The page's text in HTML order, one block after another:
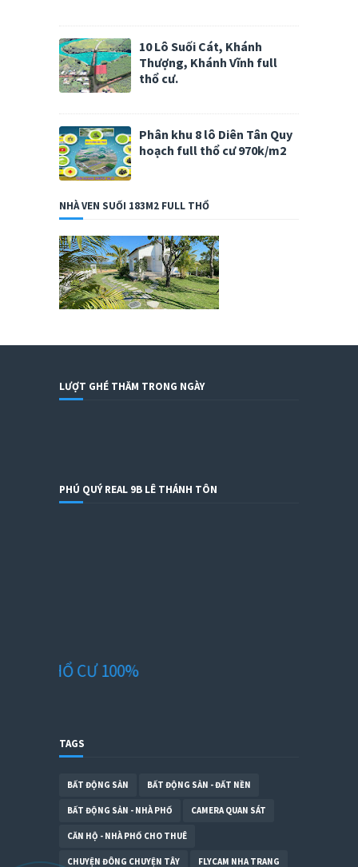
10 Lô Suối Cát, Khánh
Thượng, Khánh Vĩnh full
thổ cư.
Phân khu 8 lô Diên Tân Quy
hoạch full thổ cư 970k/m2
NHÀ VEN SUỐI 183M2 FULL THỔ
LƯỢT GHÉ THĂM TRONG NGÀY
PHÚ QUÝ REAL 9B LÊ THÁNH TÔN
CƯ 100%
TAGS
BẤT ĐỘNG SẢN BẤT ĐỘNG SẢN - ĐẤT NỀN
BẤT ĐỘNG SẢN - NHÀ PHỐ CAMERA QUAN SÁT
CĂN HỘ - NHÀ PHỐ CHO THUÊ
CHUYỆN ĐÔNG CHUYỆN TÂY FLYCAM NHA TRANG